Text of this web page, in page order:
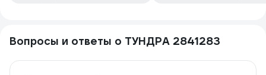
Вопросы и ответы о ТУНДРА 2841283